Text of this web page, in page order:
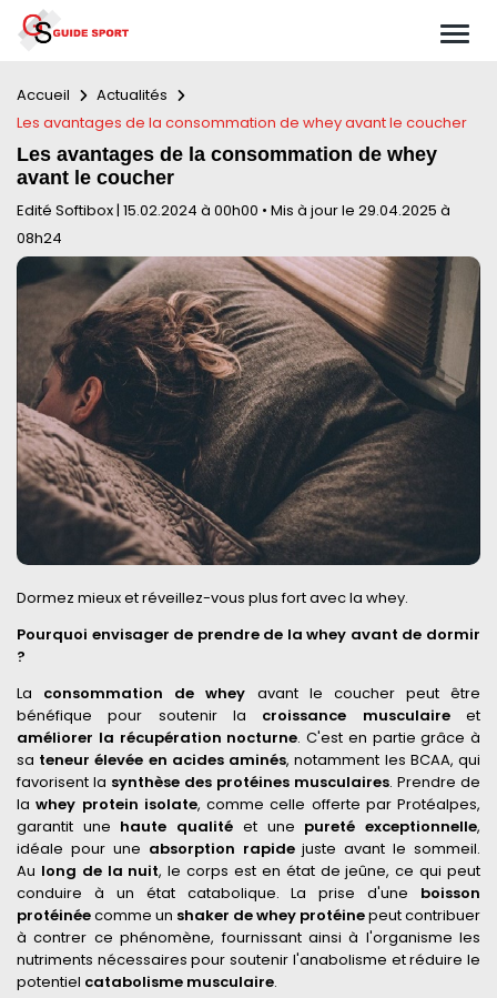
Accueil
Actualités
Les avantages de la consommation de whey avant le coucher
Les avantages de la consommation de whey
avant le coucher
Edité Softibox| 15.02.2024 à 00h00 • Mis à jour le 29.04.2025 à
08h24
Dormez mieux et réveillez-vous plus fort avec la whey.
Pourquoi envisager de prendre de la whey avant de dormir
?
La consommation de whey avant le coucher peut être
bénéfique pour soutenir la croissance musculaireet
améliorer la récupération nocturne. C'est en partie grâce à
sa teneur élevée en acides aminés, notamment les BCAA, qui
favorisent la synthèse des protéines musculaires. Prendre de
lawhey protein isolate, comme celle offerte par Protéalpes,
garantit une haute qualité et une pureté exceptionnelle,
idéale pour une absorption rapidejuste avant le sommeil.
Au long de la nuit, le corps est en état de jeûne, ce qui peut
conduire à un état catabolique. La prise d'une boisson
protéinéecomme un shaker de whey protéinepeut contribuer
à contrer ce phénomène, fournissant ainsi à l'organisme les
nutriments nécessaires pour soutenir l'anabolisme et réduire le
potentiel catabolisme musculaire.